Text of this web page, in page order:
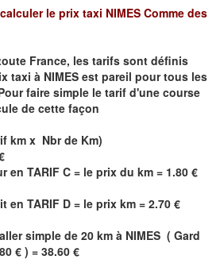
le prix taxi NIMES Comme des
France, les tarifs sont définis
taxi à NIMES est pareil pour tous les
faire simple le tarif d'une course
de cette façon
km x Nbr de Km)
en TARIF C = le prix du km = 1.80 €
en TARIF D = le prix km = 2.70 €
simple de 20 km à NIMES ( Gard
€ ) = 38.60 €